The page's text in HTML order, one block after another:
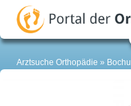
Arztsuche Orthopädie